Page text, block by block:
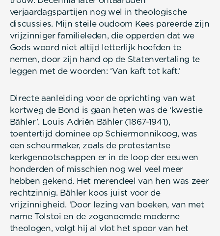
verjaardagspartijen nog wel in theologische
discussies. Mijn steile oudoom Kees pareerde zijn
vrijzinniger familieleden, die opperden dat we
Gods woord niet altijd letterlijk hoefden te
nemen, door zijn hand op de Statenvertaling te
leggen met de woorden: ‘Van kaft tot kaft.’
Directe aanleiding voor de oprichting van wat
kortweg de Bond is gaan heten was de ‘kwestie
Bähler’. Louis Adriën Bähler (1867-1941),
toentertijd dominee op Schiermonnikoog, was
een scheurmaker, zoals de protestantse
kerkgenootschappen er in de loop der eeuwen
honderden of misschien nog wel veel meer
hebben gekend. Het merendeel van hen was zeer
rechtzinnig. Bähler koos juist voor de
vrijzinnigheid. ‘Door lezing van boeken, van met
name Tolstoi en de zogenoemde moderne
theologen, volgt hij al vlot het spoor van het